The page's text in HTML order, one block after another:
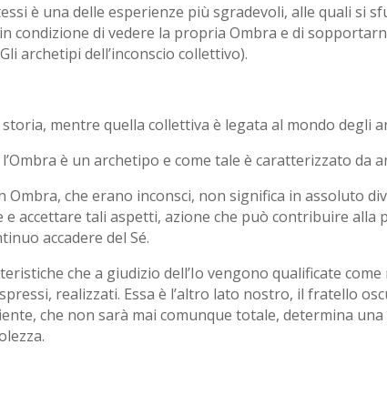
è una delle esperienze più sgradevoli, alle quali si
condizione di vedere la propria Ombra e di
archetipi dell’inconscio collettivo).
mentre quella collettiva è legata al mondo degli
è un archetipo e come tale è caratterizzato da
Ombra, che erano inconsci, non significa in assoluto
e accettare tali aspetti, azione che può contribuire alla
accadere del Sé.
che a giudizio dell’Io vengono qualificate
realizzati. Essa è l’altro lato nostro, il fratello
che non sarà mai comunque totale, determina